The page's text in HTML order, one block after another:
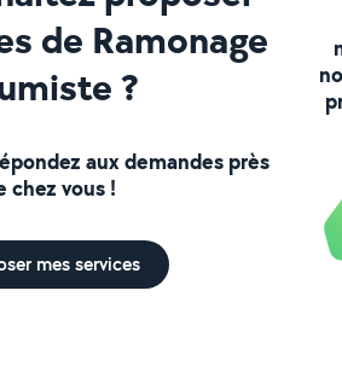
de Ramonage
?
aux demandes près
chez vous !
mes services